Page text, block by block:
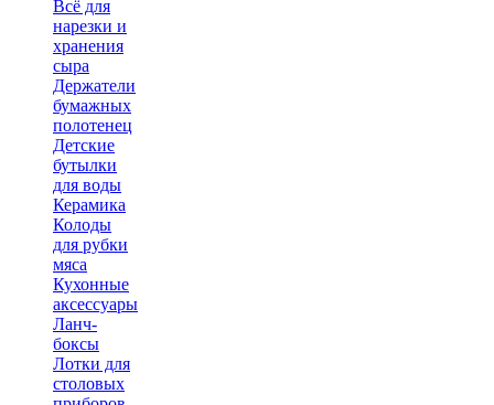
Всё для
нарезки и
хранения
сыра
Держатели
бумажных
полотенец
Детские
бутылки
для воды
Керамика
Колоды
для рубки
мяса
Кухонные
аксессуары
Ланч-
боксы
Лотки для
столовых